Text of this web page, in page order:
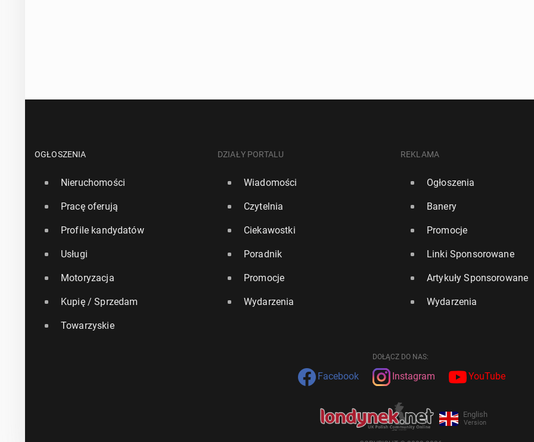
OGŁOSZENIA
Nieruchomości
Pracę oferują
Profile kandydatów
Usługi
Motoryzacja
Kupię / Sprzedam
Towarzyskie
DZIAŁY PORTALU
Wiadomości
Czytelnia
Ciekawostki
Poradnik
Promocje
Wydarzenia
REKLAMA
Ogłoszenia
Banery
Promocje
Linki Sponsorowane
Artykuły Sponsorowane
Wydarzenia
DOŁĄCZ DO NAS:
Facebook Instagram YouTube
English
Version